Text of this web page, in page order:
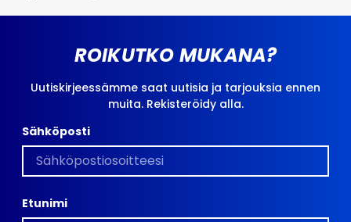
ROIKUTKO MUKANA?
Uutiskirjeessämme saat uutisia ja tarjouksia ennen
muita. Rekisteröidy alla.
Sähköposti
Etunimi